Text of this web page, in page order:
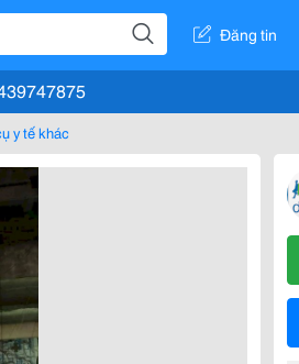
Đăng tin
y tế khác